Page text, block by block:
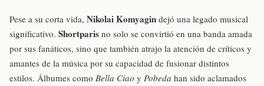
Pese a su corta vida, Nikolai Komyagin dejó una legado musical
significativo. Shortparis no solo se convirtió en una banda amada
por sus fanáticos, sino que también atrajo la atención de críticos y
amantes de la música por su capacidad de fusionar distintos
estilos. Álbumes como Bella Ciao y Pobeda han sido aclamados